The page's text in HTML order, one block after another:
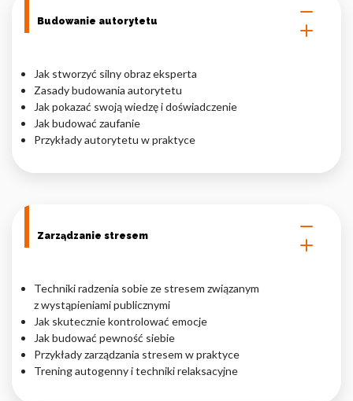
Budowanie autorytetu
Jak stworzyć silny obraz eksperta
Zasady budowania autorytetu
Jak pokazać swoją wiedzę i doświadczenie
Jak budować zaufanie
Przykłady autorytetu w praktyce
Zarządzanie stresem
Techniki radzenia sobie ze stresem związanym
z wystąpieniami publicznymi
Jak skutecznie kontrolować emocje
Jak budować pewność siebie
Przykłady zarządzania stresem w praktyce
Trening autogenny i techniki relaksacyjne
poszczególnych użytkowników i tym samym bardziej cenne dla
wydawców i reklamodawców strony trzeciej.
Nieklasyfikowane
Nieklasyfikowane pliki cookie, to pliki, które są w procesie
klasyfikowania, wraz z dostawcami poszczególnych ciasteczek.